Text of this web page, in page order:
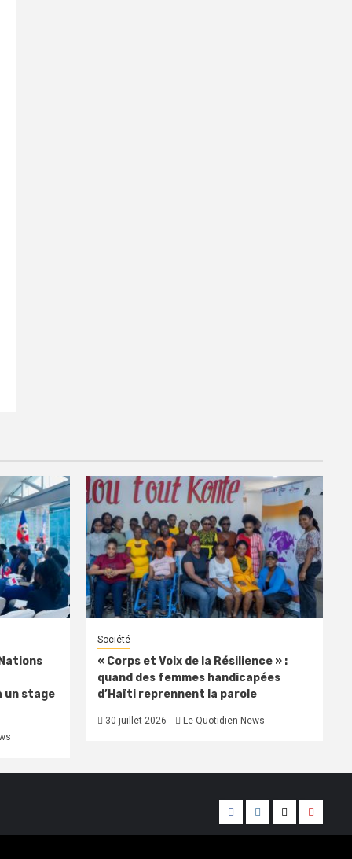
un stage
Société
« Corps et Voix de la Résilience » :
quand des femmes handicapées
d’Haïti reprennent la parole
30 juillet 2026 Le Quotidien News
FacebookInstagram
Twitter